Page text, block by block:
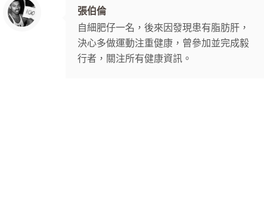
張伯倫
自細肥仔一名，後來因發現患有脂肪肝，
決心多做運動注重健康，曾參加並完成毅
行者，關注所有健康資訊。